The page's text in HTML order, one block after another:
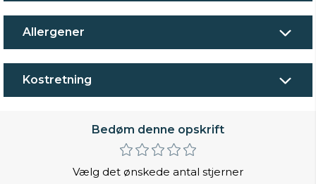
Allergener
Kostretning
Bedøm denne opskrift
Vælg det ønskede antal stjerner